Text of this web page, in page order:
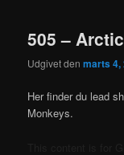
505 –
Udgivet denmarts 4,
Her finder du lead
Monkeys.